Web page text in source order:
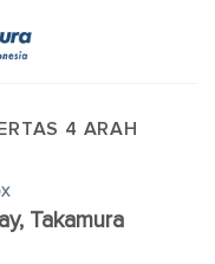
4 ARAH
Takamura